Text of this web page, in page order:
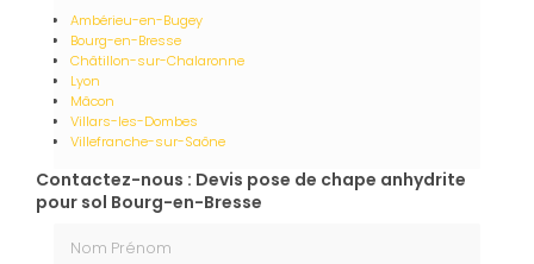
Ambérieu-en-Bugey
Bourg-en-Bresse
Châtillon-sur-Chalaronne
Lyon
Mâcon
Villars-les-Dombes
Villefranche-sur-Saône
Contactez-nous : Devis pose de chape anhydrite
pour sol Bourg-en-Bresse